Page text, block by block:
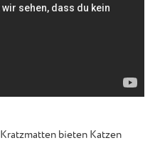
Kratzmatten bieten Katzen